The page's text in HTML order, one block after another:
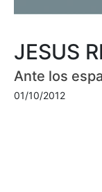
JESUS
Ante los
01/10/2012